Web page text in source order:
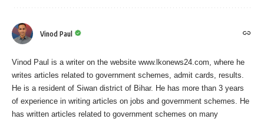
Vinod Paul
Vinod Paul is a writer on the website www.lkonews24.com, where he
writes articles related to government schemes, admit cards, results.
He is a resident of Siwan district of Bihar. He has more than 3 years
of experience in writing articles on jobs and government schemes. He
has written articles related to government schemes on many